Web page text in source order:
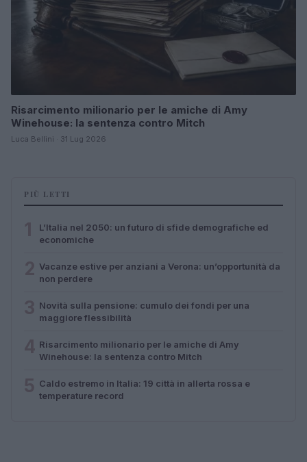
Risarcimento milionario per le amiche di Amy
Winehouse: la sentenza contro Mitch
Luca Bellini · 31 Lug 2026
PIÙ LETTI
L’Italia nel 2050: un futuro di sfide demografiche ed
economiche
Vacanze estive per anziani a Verona: un’opportunità da
non perdere
Novità sulla pensione: cumulo dei fondi per una
maggiore flessibilità
Risarcimento milionario per le amiche di Amy
Winehouse: la sentenza contro Mitch
Caldo estremo in Italia: 19 città in allerta rossa e
temperature record